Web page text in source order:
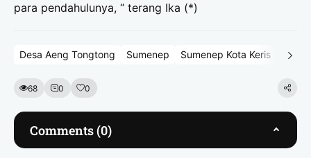
para pendahulunya, “ terang Ika (*)
Desa Aeng Tongtong Sumenep Sumenep Kota Keris
68 0 0
Comments (0)